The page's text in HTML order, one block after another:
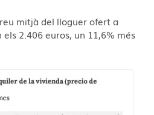
mitjà del lloguer ofert a
2.406 euros, un 11,6% més